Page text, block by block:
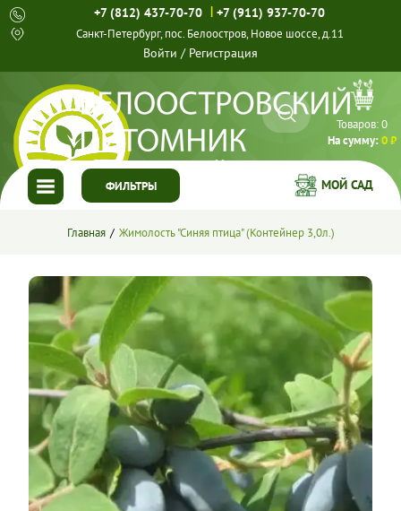
+7 (812) 437-70-70 | +7 (911) 937-70-70
Санкт-Петербург, пос. Белоостров, Новое шоссе, д.11
Войти / Регистрация
Товаров:0
На сумму:0 ₽
ФИЛЬТРЫ
ГЛАВНАЯ
КАТАЛОГ
СПЕЦПРЕДЛОЖЕНИЯ
ГОТОВЫЕ РЕШЕНИЯ
О НАС
УСЛОВИЯ РАБОТЫ
КОНТАКТЫ
МОЙ САД
Главная Жимолость "Синяя птица" (Контейнер 3,0л.)